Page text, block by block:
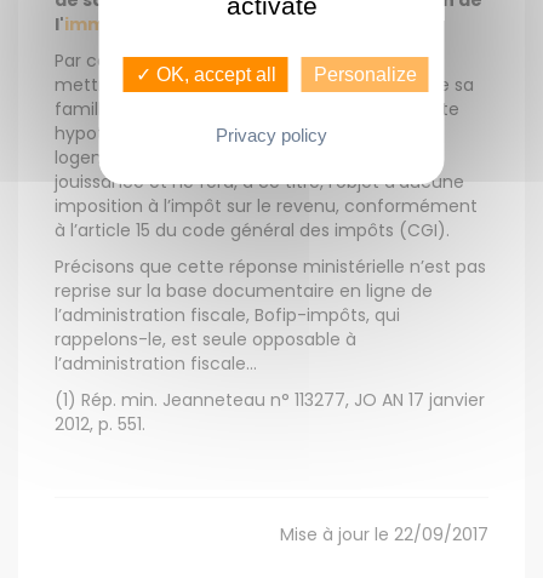
l'immeuble
Par conséquent, un propriétaire qui souhaite
mettre son bien à disposition d’un membre de sa
famille pourra le faire gratuitement. Dans cette
hypothèse, le bien sera considéré comme un
logement dont le propriétaire se réserve la
jouissance et ne fera, à ce titre, l’objet d’aucune
imposition à l’impôt sur le revenu, conformément
à l’article 15 du code général des impôts (CGI).
Précisons que cette réponse ministérielle n’est pas
reprise sur la base documentaire en ligne de
l’administration fiscale, Bofip-impôts, qui
rappelons-le, est seule opposable à
l’administration fiscale…
(1) Rép. min. Jeanneteau n° 113277, JO AN 17 janvier
2012, p. 551.
Mise à jour le 22/09/2017
✓ OK, accept all Personalize
Privacy policy